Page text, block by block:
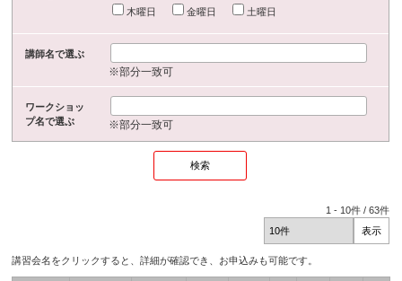
木曜日
金曜日 土曜日
講師名で選ぶ
※部分一致可
ワークショッ
プ名で選ぶ
※部分一致可
1 - 10件 /63件
講習会名をクリックすると、詳細が確認でき、お申込みも可能です。